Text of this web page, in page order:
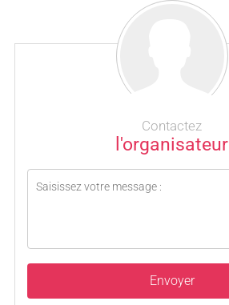
Contactez
l'organisateur
Envoyer